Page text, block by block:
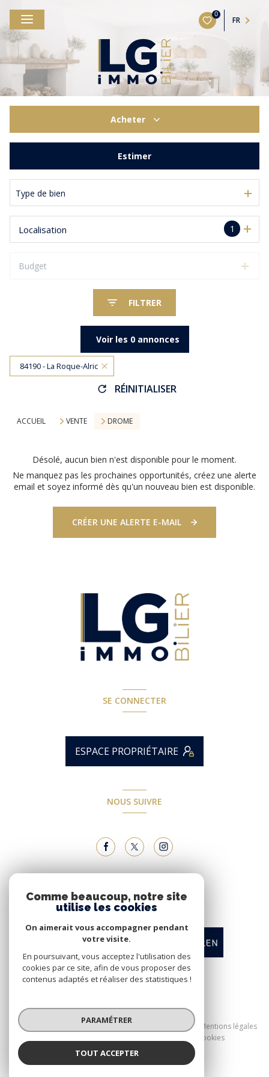
0
FR
Acheter
Estimer
Type de bien
1
Localisation
Budget
FILTRER
Voir les 0annonces
84190 - La Roque-Alric
RÉINITIALISER
ACCUEIL VENTE DROME
Désolé, aucun bien n'est disponible pour le moment.
Ne manquez pas les prochaines opportunités, créez une alerte
email et soyez informé dès qu'un nouveau bien est disponible.
CRÉER UNE ALERTE E-MAIL
SE CONNECTER
ESPACE PROPRIÉTAIRE
NOUS SUIVRE
NOUS ADHÉRONS
© 2026 | Tous droits réservés
Nos honoraires
Nos partenaires
Mentions légales
Cookies
Comme beaucoup, notre site
utilise les cookies
On aimerait vous accompagner pendant
votre visite.
En poursuivant, vous acceptez l'utilisation des
cookies par ce site, afin de vous proposer des
contenus adaptés et réaliser des statistiques !
PARAMÉTRER
TOUT ACCEPTER